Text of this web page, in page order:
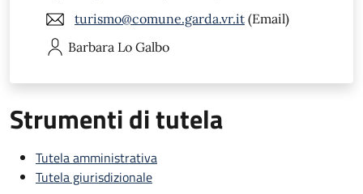
turismo@comune.garda.vr.it (Email)
Barbara Lo Galbo
Strumenti di tutela
Tutela amministrativa
Tutela giurisdizionale